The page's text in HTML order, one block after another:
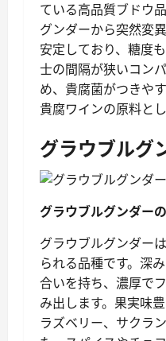
ている高品質ブドウ
グンダーから突然変
安定しており、糖度
士の間隔が狭いコン
め、貴腐菌がつきや
貴腐ワインの原料と
グラウブルグ
グラウブルグンダー
グラウブルグンダー
られる品種です。深
合いを持ち、濃厚で
み出します。果実味
ラズベリー、サクラ